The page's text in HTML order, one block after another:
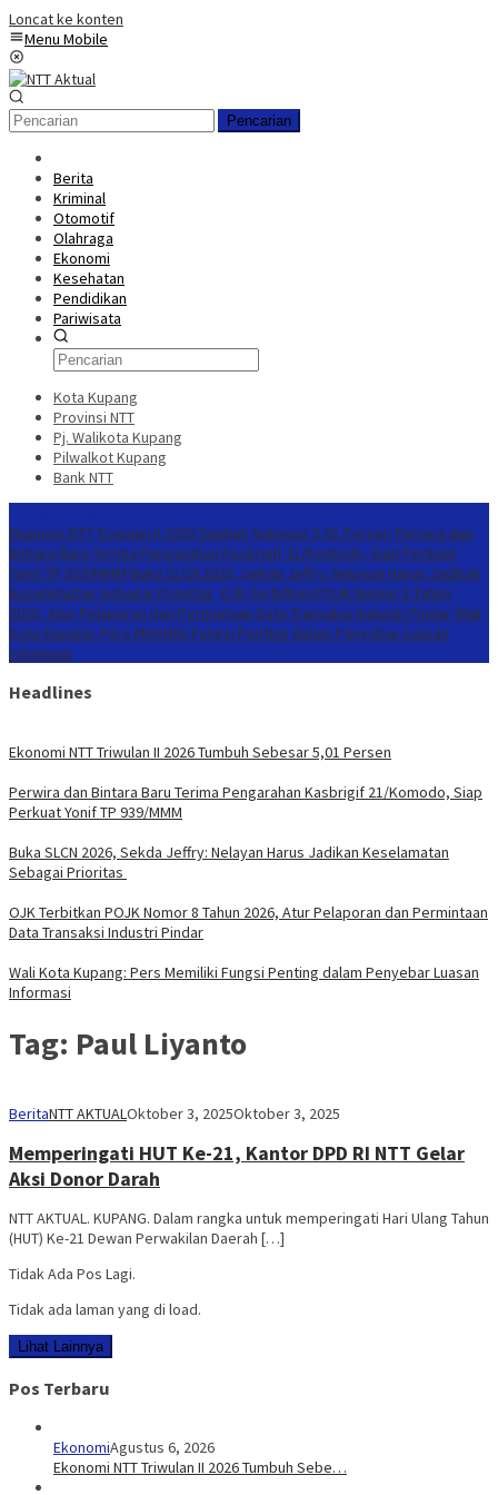
Loncat ke konten
Menu Mobile
Pencarian
Berita
Kriminal
Otomotif
Olahraga
Ekonomi
Kesehatan
Pendidikan
Pariwisata
Kota Kupang
Provinsi NTT
Pj. Walikota Kupang
Pilwalkot Kupang
Bank NTT
Ekonomi NTT Triwulan II 2026 Tumbuh Sebesar 5,01 Persen Perwira dan
Bintara Baru Terima Pengarahan Kasbrigif 21/Komodo, Siap Perkuat
Yonif TP 939/MMM Buka SLCN 2026, Sekda Jeffry: Nelayan Harus Jadikan
Keselamatan Sebagai Prioritas OJK Terbitkan POJK Nomor 8 Tahun
2026, Atur Pelaporan dan Permintaan Data Transaksi Industri PindarWali
Kota Kupang: Pers Memiliki Fungsi Penting dalam Penyebar Luasan
Informasi
Headlines
Ekonomi NTT Triwulan II 2026 Tumbuh Sebesar 5,01 Persen
Perwira dan Bintara Baru Terima Pengarahan Kasbrigif 21/Komodo, Siap
Perkuat Yonif TP 939/MMM
Buka SLCN 2026, Sekda Jeffry: Nelayan Harus Jadikan Keselamatan
Sebagai Prioritas
OJK Terbitkan POJK Nomor 8 Tahun 2026, Atur Pelaporan dan Permintaan
Data Transaksi Industri Pindar
Wali Kota Kupang: Pers Memiliki Fungsi Penting dalam Penyebar Luasan
Informasi
Tag: Paul Liyanto
BeritaNTT AKTUALOktober 3, 2025Oktober 3, 2025
Memperingati HUT Ke-21, Kantor DPD RI NTT Gelar
Aksi Donor Darah
NTT AKTUAL. KUPANG. Dalam rangka untuk memperingati Hari Ulang Tahun
(HUT) Ke-21 Dewan Perwakilan Daerah […]
Tidak Ada Pos Lagi.
Tidak ada laman yang di load.
Lihat Lainnya
Pos Terbaru
EkonomiAgustus 6, 2026
Ekonomi NTT Triwulan II 2026 Tumbuh Sebe…